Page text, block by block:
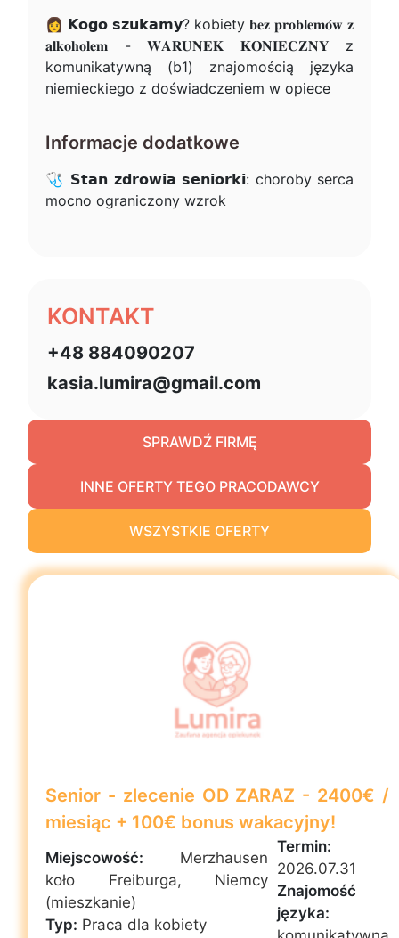
👩 𝗞𝗼𝗴𝗼 𝘀𝘇𝘂𝗸𝗮𝗺𝘆? kobiety 𝐛𝐞𝐳 𝐩𝐫𝐨𝐛𝐥𝐞𝐦𝐨́𝐰 𝐳
𝐚𝐥𝐤𝐨𝐡𝐨𝐥𝐞𝐦 - 𝐖𝐀𝐑𝐔𝐍𝐄𝐊 𝐊𝐎𝐍𝐈𝐄𝐂𝐙𝐍𝐘 z
komunikatywną (b1) znajomością języka
niemieckiego z doświadczeniem w opiece
Informacje dodatkowe
🩺 𝗦𝘁𝗮𝗻 𝘇𝗱𝗿𝗼𝘄𝗶𝗮 𝘀𝗲𝗻𝗶𝗼𝗿𝗸𝗶: choroby serca
mocno ograniczony wzrok
KONTAKT
+48 884090207
kasia.lumira@gmail.com
SPRAWDŹ FIRMĘ
INNE OFERTY TEGO PRACODAWCY
WSZYSTKIE OFERTY
Senior - zlecenie OD ZARAZ - 2400€ /
miesiąc + 100€ bonus wakacyjny!
Miejscowość:
Merzhausen
koło Freiburga, Niemcy
(mieszkanie)
Typ: Praca dla kobiety
Termin:
2026.07.31
Znajomość
języka: